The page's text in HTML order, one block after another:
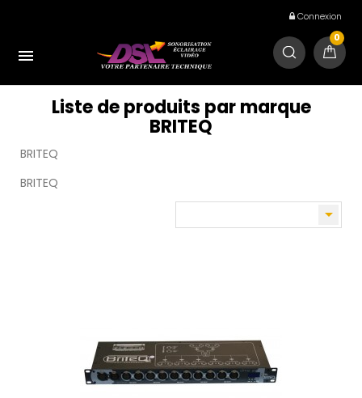
Connexion

0
Liste de produits par marque
BRITEQ
BRITEQ
BRITEQ
